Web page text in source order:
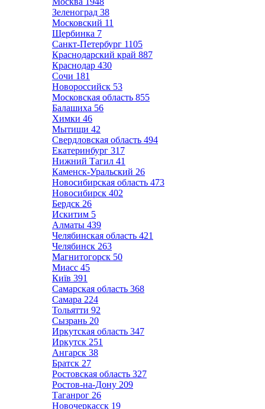
Зеленоград 38
Московский 11
Щербинка 7
Санкт-Петербург 1105
Краснодарский край 887
Краснодар 430
Сочи 181
Новороссийск 53
Московская область 855
Балашиха 56
Химки 46
Мытищи 42
Свердловская область 494
Екатеринбург 317
Нижний Тагил 41
Каменск-Уральский 26
Новосибирская область 473
Новосибирск 402
Бердск 26
Искитим 5
Алматы 439
Челябинская область 421
Челябинск 263
Магнитогорск 50
Миасс 45
Київ 391
Самарская область 368
Самара 224
Тольятти 92
Сызрань 20
Иркутская область 347
Иркутск 251
Ангарск 38
Братск 27
Ростовская область 327
Ростов-на-Дону 209
Таганрог 26
Новочеркасск 19